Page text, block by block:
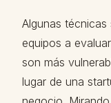
Algunas técnicas
equipos a
son más
lugar de una